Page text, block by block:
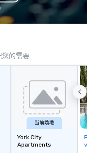
experience for all
do not have to be a
have lots of fun! We
and fun facts,
and entertain. In
to have a good
are our
cringey”) way for
quickly —
for virtual events, at
These quick
a friendly,
您的需要
当前场地
York City
Apartments